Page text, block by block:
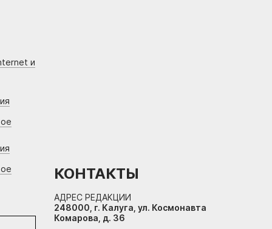
и
КОНТАКТЫ
АДРЕС РЕДАКЦИИ
248000, г. Калуга, ул. Космонавта
Комарова, д. 36